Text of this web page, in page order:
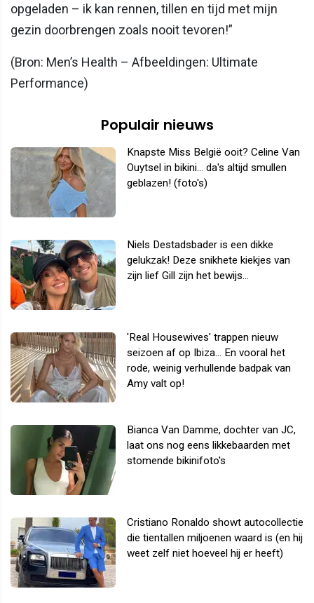
opgeladen – ik kan rennen, tillen en tijd met mijn
gezin doorbrengen zoals nooit tevoren!”
(Bron: Men’s Health – Afbeeldingen: Ultimate
Performance)
Populair nieuws
Knapste Miss België ooit? Celine Van
Ouytsel in bikini... da's altijd smullen
geblazen! (foto's)
Niels Destadsbader is een dikke
gelukzak! Deze snikhete kiekjes van
zijn lief Gill zijn het bewijs...
'Real Housewives' trappen nieuw
seizoen af op Ibiza... En vooral het
rode, weinig verhullende badpak van
Amy valt op!
Bianca Van Damme, dochter van JC,
laat ons nog eens likkebaarden met
stomende bikinifoto's
Cristiano Ronaldo showt autocollectie
die tientallen miljoenen waard is (en hij
weet zelf niet hoeveel hij er heeft)